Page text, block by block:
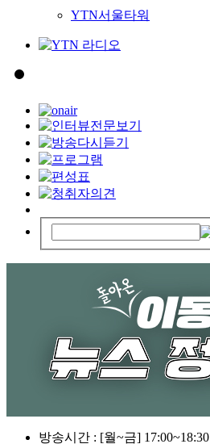
YTN서울타워
방송시간 : [월~금] 17:00~18:30